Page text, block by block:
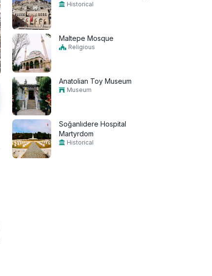
Historical
Maltepe Mosque
Religious
Anatolian Toy Museum
Museum
Soğanlıdere Hospital
Martyrdom
Historical